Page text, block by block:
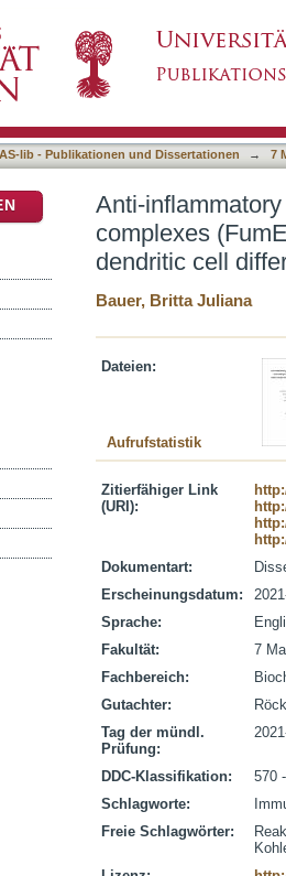
species on dendritic
lib - Publikationen und Dissertationen → 7
Anti-
complexes
dendritic cell
Bauer, Britta Juliana
Dateien:
Aufrufstatistik
Zitierfähiger Link
(URI):
Dokumentart:
Erscheinungsdatum:
Sprache:
Fakultät:
7
Fachbereich:
Gutachter:
Tag der mündl.
Prüfung:
DDC-Klassifikation:
570
Schlagworte:
Freie Schlagwörter: